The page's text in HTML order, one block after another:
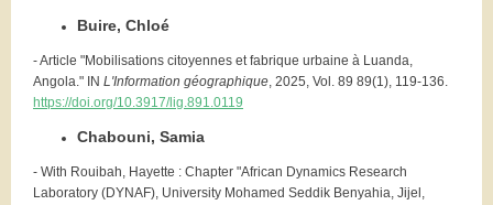
Buire, Chloé
- Article "Mobilisations citoyennes et fabrique urbaine à Luanda,
Angola." IN L'Information géographique, 2025, Vol. 89 89(1), 119-136.
https://doi.org/10.3917/lig.891.0119
Chabouni, Samia
- With Rouibah, Hayette : Chapter "African Dynamics Research
Laboratory (DYNAF), University Mohamed Seddik Benyahia, Jijel,